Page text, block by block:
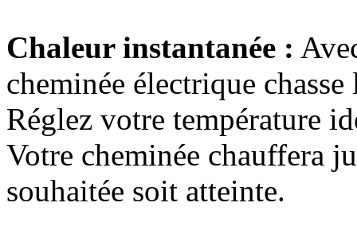
Chaleur instantanée :
cheminée électrique
Réglez votre température
Votre cheminée chauffera
souhaitée soit atteinte.